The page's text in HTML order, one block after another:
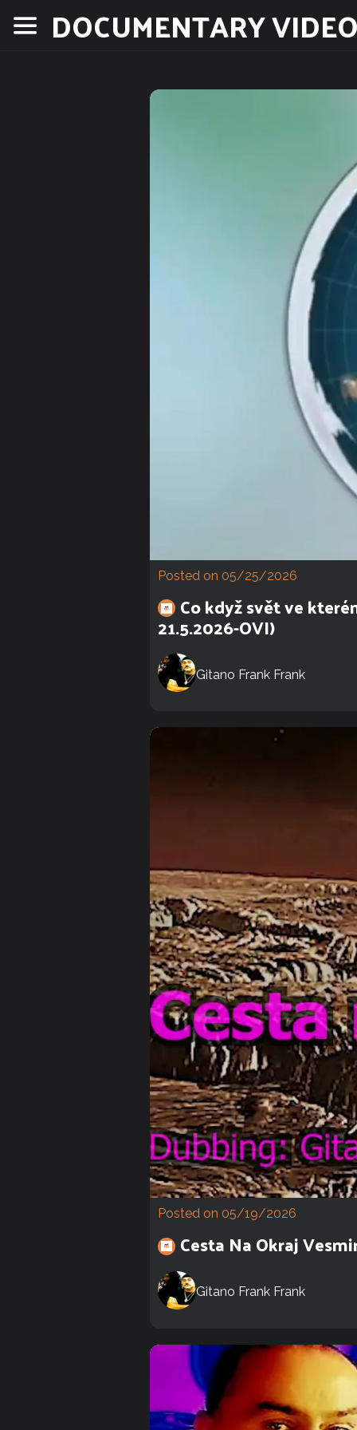
DOCUMENTARY
Posted on 05/25/2026
Co když svět ve
21.5.2026-OVI)
Gitano Frank Frank
Posted on 05/19/2026
Cesta Na Okraj
Gitano Frank Frank